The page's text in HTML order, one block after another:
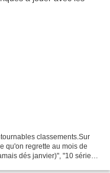
classements.Sur
qu'on regrette au mois de
dés janvier)", "10 séries